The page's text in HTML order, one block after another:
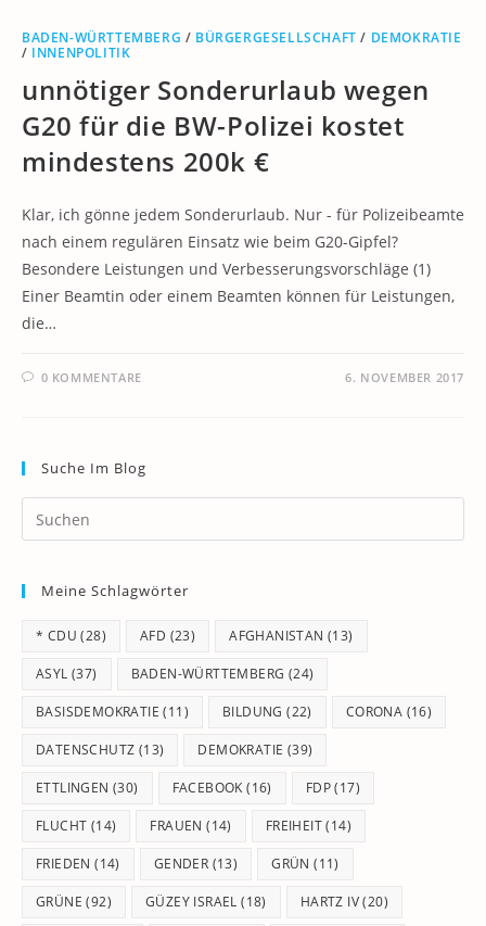
BADEN-WÜRTTEMBERG / BÜRGERGESELLSCHAFT / DEMOKRATIE
/ INNENPOLITIK
unnötiger Sonderurlaub wegen
G20 für die BW-Polizei kostet
mindestens 200k €
Klar, ich gönne jedem Sonderurlaub. Nur - für Polizeibeamte
nach einem regulären Einsatz wie beim G20-Gipfel?
Besondere Leistungen und Verbesserungsvorschläge (1)
Einer Beamtin oder einem Beamten können für Leistungen,
die…
0 KOMMENTARE 6. NOVEMBER 2017
Suche Im Blog
Meine Schlagwörter
* CDU (28) AFD (23) AFGHANISTAN (13)
ASYL (37) BADEN-WÜRTTEMBERG (24)
BASISDEMOKRATIE (11) BILDUNG (22) CORONA (16)
DATENSCHUTZ (13) DEMOKRATIE (39)
ETTLINGEN (30) FACEBOOK (16) FDP(17)
FLUCHT (14) FRAUEN (14) FREIHEIT(14)
FRIEDEN (14) GENDER (13) GRÜN (11)
GRÜNE (92) GÜZEY ISRAEL (18) HARTZ IV(20)